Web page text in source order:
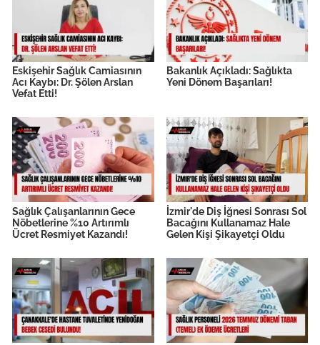
Eskişehir Sağlık Camiasının
Acı Kaybı: Dr. Şölen Arslan
Vefat Etti!
Bakanlık Açıkladı: Sağlıkta
Yeni Dönem Başarıları!
Sağlık Çalışanlarının Gece
Nöbetlerine %10 Artırımlı
Ücret Resmiyet Kazandı!
İzmir'de Diş İğnesi Sonrası Sol
Bacağını Kullanamaz Hale
Gelen Kişi Şikayetçi Oldu